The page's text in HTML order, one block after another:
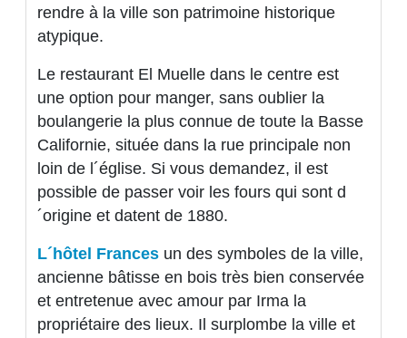
rendre à la ville son patrimoine historique
atypique.
Le restaurant El Muelle dans le centre est
une option pour manger, sans oublier la
boulangerie la plus connue de toute la Basse
Californie, située dans la rue principale non
loin de l´église. Si vous demandez, il est
possible de passer voir les fours qui sont d
´origine et datent de 1880.
L´hôtel Frances un des symboles de la ville,
ancienne bâtisse en bois très bien conservée
et entretenue avec amour par Irma la
propriétaire des lieux. Il surplombe la ville et